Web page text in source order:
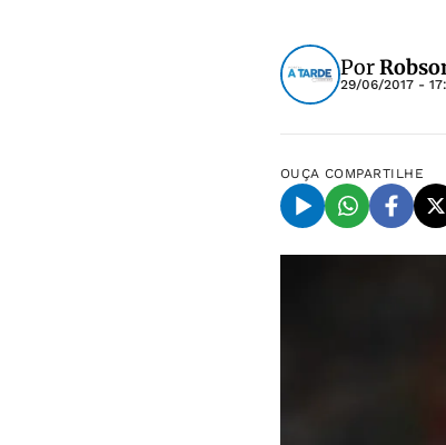
Por
29/06/2017 -
OUÇA COMPARTILHE